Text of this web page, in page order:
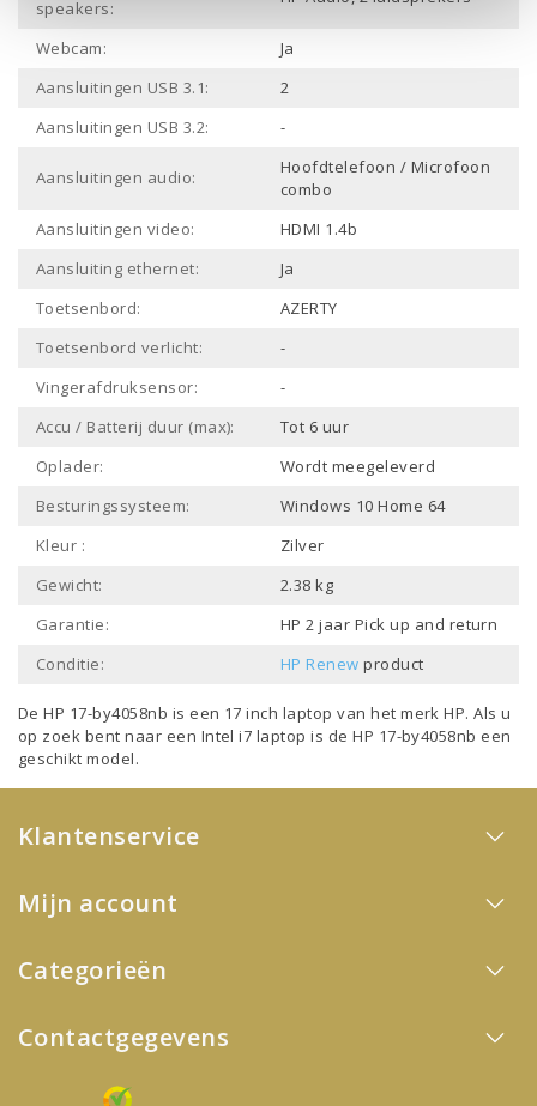
speakers:
Webcam:
Ja
Aansluitingen USB 3.1:
2
Aansluitingen USB 3.2:
-
Aansluitingen audio:
Hoofdtelefoon / Microfoon
combo
Aansluitingen video:
HDMI 1.4b
Aansluiting ethernet:
Ja
Toetsenbord:
AZERTY
Toetsenbord verlicht:
-
Vingerafdruksensor:
-
Accu / Batterij duur (max):
Tot 6 uur
Oplader:
Wordt meegeleverd
Besturingssysteem:
Windows 10 Home 64
Kleur :
Zilver
Gewicht:
2.38 kg
Garantie:
HP 2 jaar Pick up and return
Conditie:
HP Renew product
De HP 17-by4058nb is een 17 inch laptop van het merkHP. Als u
op zoek bent naar een Intel i7 laptopis de HP 17-by4058nb een
geschikt model.
Klantenservice
Mijn account
Categorieën
Contactgegevens